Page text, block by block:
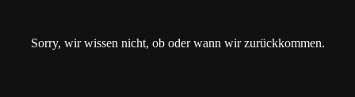
Sorry, wir wissen nicht, ob oder wann wir zurückkommen.